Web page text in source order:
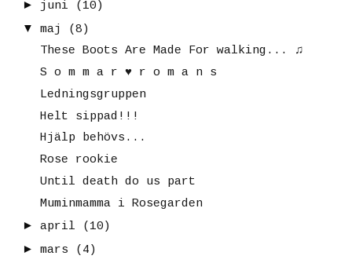
► juni
(10)
▼
maj
(8)
These Boots Are Made For walking... ♫
S o m m a r ♥ r o m a n s
Ledningsgruppen
Helt sippad!!!
Hjälp behövs...
Rose rookie
Until death do us part
Muminmamma i Rosegarden
► april
(10)
► mars
(4)